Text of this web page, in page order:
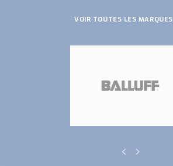
VOIR TOUTES LES MARQUES